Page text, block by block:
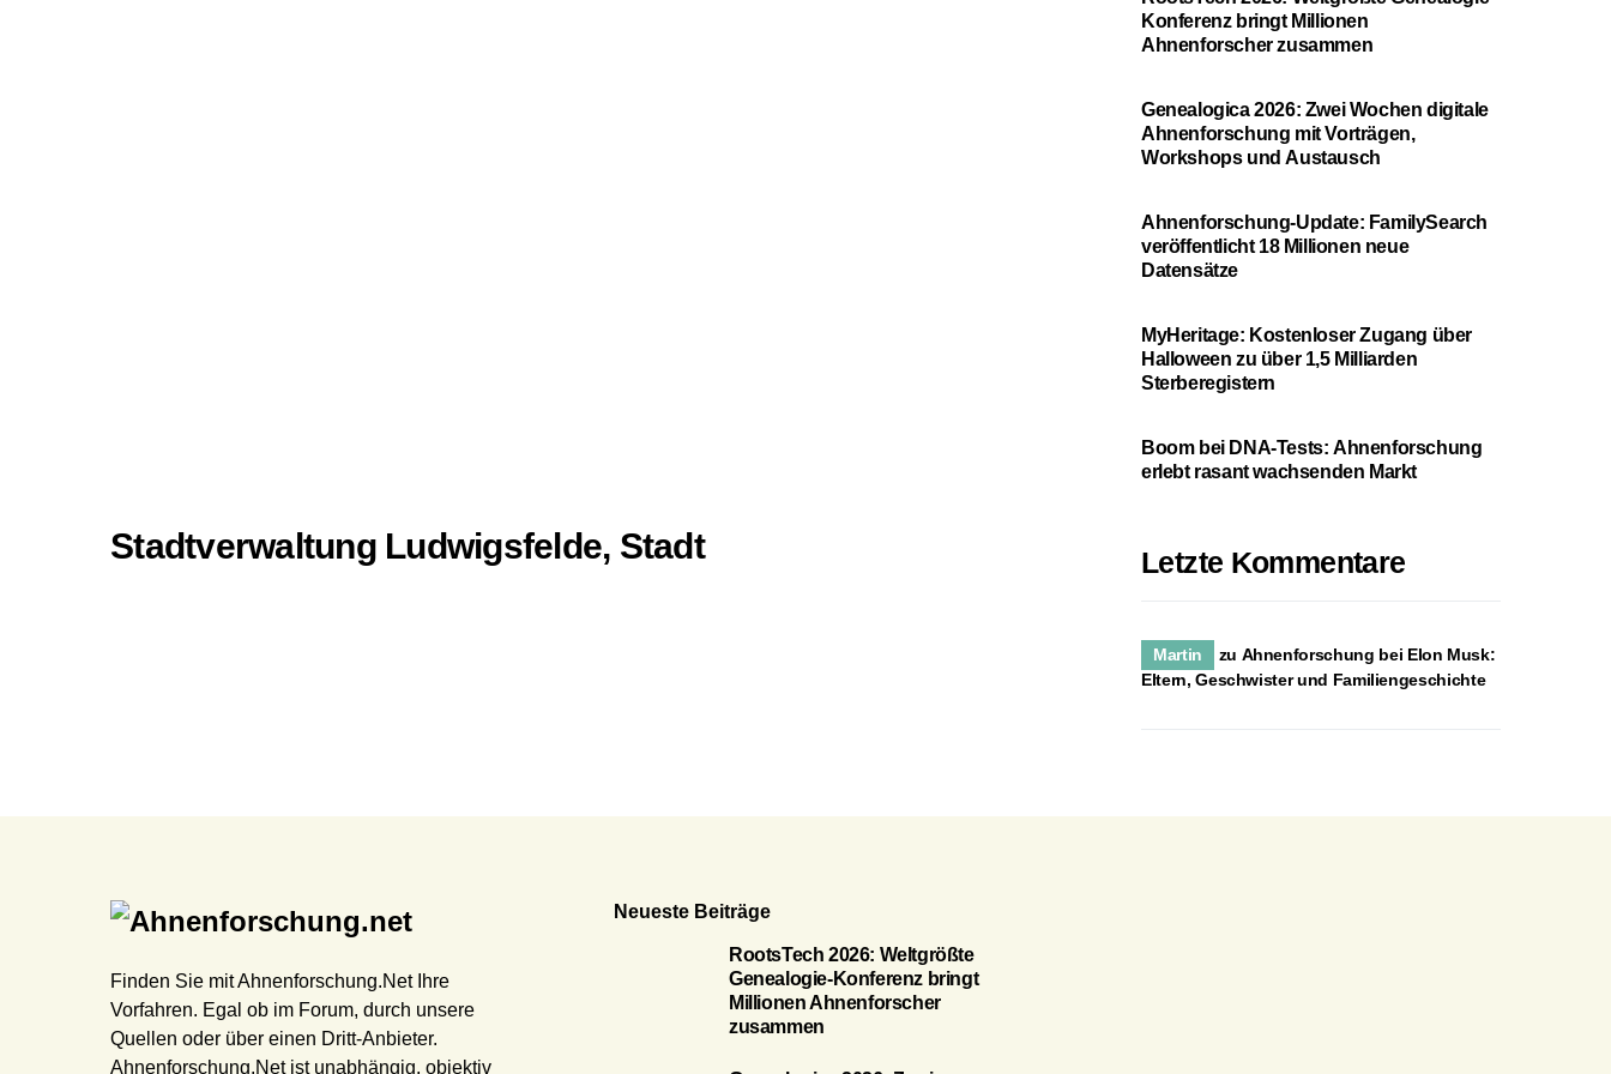
Stadtverwaltung Ludwigsfelde, Stadt
Konferenz bringt Millionen
Ahnenforscher zusammen
Genealogica 2026: Zwei Wochen digitale
Ahnenforschung mit Vorträgen,
Workshops und Austausch
Ahnenforschung-Update: FamilySearch
veröffentlicht 18 Millionen neue
Datensätze
MyHeritage: Kostenloser Zugang über
Halloween zu über 1,5 Milliarden
Sterberegistern
Boom bei DNA-Tests: Ahnenforschung
erlebt rasant wachsenden Markt
Letzte Kommentare
Martin zu Ahnenforschung bei Elon Musk:
Eltern, Geschwister und Familiengeschichte
Finden Sie mit Ahnenforschung.Net Ihre
Vorfahren. Egal ob im Forum, durch unsere
Quellen oder über einen Dritt-Anbieter.
Ahnenforschung.Net ist unabhängig, objektiv
Neueste Beiträge
RootsTech 2026: Weltgrößte
Genealogie-Konferenz bringt
Millionen Ahnenforscher
zusammen